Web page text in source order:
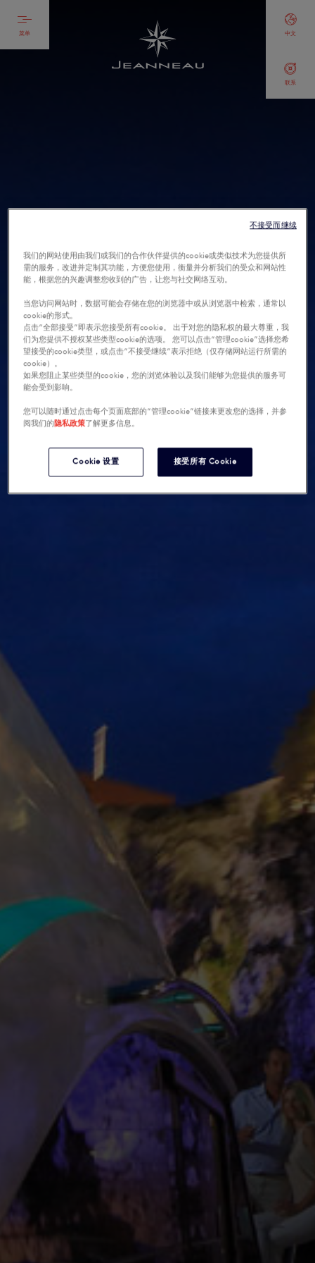
菜单
联系
中文
我们的网站使用由我们或我们的合作伙伴提供的cookie或类似技术为您提供所
需的服务，改进并定制其功能，方便您使用，衡量并分析我们的受众和网站性
能，根据您的兴趣调整您收到的广告，让您与社交网络互动。
当您访问网站时，数据可能会存储在您的浏览器中或从浏览器中检索，通常以
cookie的形式。
点击“全部接受”即表示您接受所有cookie。 出于对您的隐私权的最大尊重，我
们为您提供不授权某些类型cookie的选项。 您可以点击“管理cookie”选择您希
望接受的cookie类型，或点击“不接受继续”表示拒绝（仅存储网站运行所需的
cookie）。
如果您阻止某些类型的cookie，您的浏览体验以及我们能够为您提供的服务可
能会受到影响。
您可以随时通过点击每个页面底部的“管理cookie”链接来更改您的选择，并参
阅我们的 隐私政策了解更多信息。
Cookie 设置 接受所有 Cookie
不接受而继续